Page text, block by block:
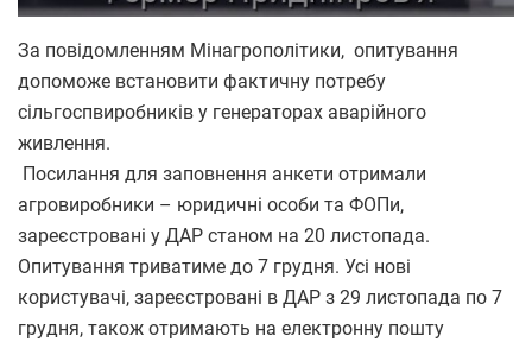
За повідомленням Мінагрополітики, опитування
допоможе встановити фактичну потребу
сільгоспвиробників у генераторах аварійного
живлення.
Посилання для заповнення анкети отримали
агровиробники – юридичні особи та ФОПи,
зареєстровані у ДАР станом на 20 листопада.
Опитування триватиме до 7 грудня. Усі нові
користувачі, зареєстровані в ДАР з 29 листопада по 7
грудня, також отримають на електронну пошту